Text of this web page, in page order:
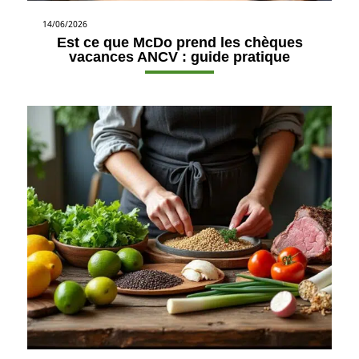
14/06/2026
Est ce que McDo prend les chèques
vacances ANCV : guide pratique